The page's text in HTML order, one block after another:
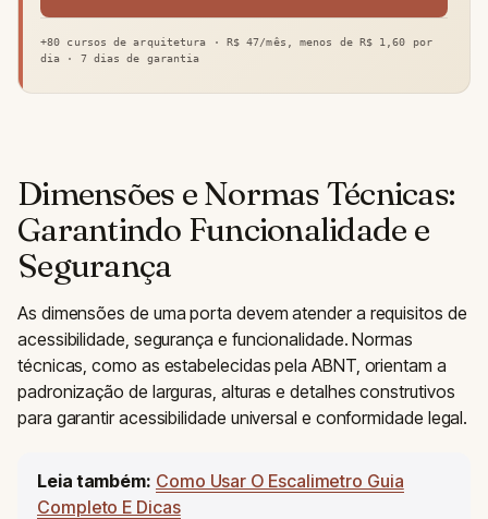
+80 cursos de arquitetura · R$ 47/mês, menos de R$ 1,60 por
dia · 7 dias de garantia
Dimensões e Normas Técnicas:
Garantindo Funcionalidade e
Segurança
As dimensões de uma porta devem atender a requisitos de
acessibilidade, segurança e funcionalidade. Normas
técnicas, como as estabelecidas pela ABNT, orientam a
padronização de larguras, alturas e detalhes construtivos
para garantir acessibilidade universal e conformidade legal.
Leia também: Como Usar O Escalimetro Guia
Completo E Dicas